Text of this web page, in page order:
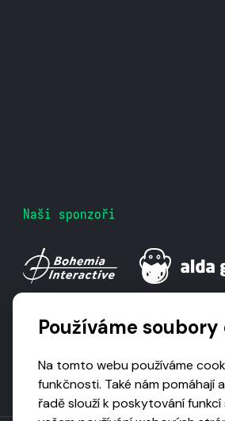
Naši sponzoři
Používáme soubory
Na tomto webu používáme
funkčnosti. Také nám
řadě slouží k poskytování